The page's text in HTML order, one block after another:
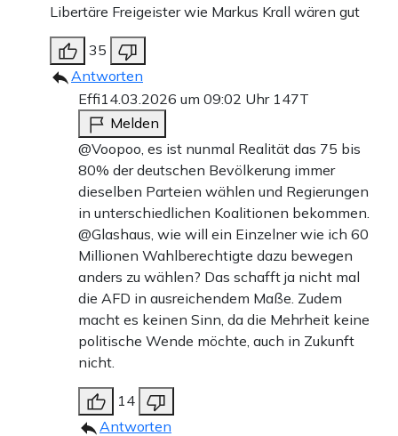
Libertäre Freigeister wie Markus Krall wären gut
35
Antworten
Effi14.03.2026 um 09:02 Uhr 147T
Melden
@Voopoo, es ist nunmal Realität das 75 bis
80% der deutschen Bevölkerung immer
dieselben Parteien wählen und Regierungen
in unterschiedlichen Koalitionen bekommen.
@Glashaus, wie will ein Einzelner wie ich 60
Millionen Wahlberechtigte dazu bewegen
anders zu wählen? Das schafft ja nicht mal
die AFD in ausreichendem Maße. Zudem
macht es keinen Sinn, da die Mehrheit keine
politische Wende möchte, auch in Zukunft
nicht.
14
Antworten